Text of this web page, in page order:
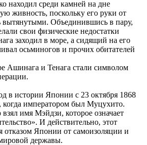
находил среди камней на дне
живность, поскольку его руки от
Объединившись в пару,
свои физические недостатки
заходил в море, а сидящий на его
осьминогов и прочих обитателей
Ашинага и Тенага стали символом
в истории Японии с 23 октября 1868
когда императором был Муцухито.
имя Мэйдзи, которое означает
И действительно, этот
отказом Японии от самоизоляции и
державы.